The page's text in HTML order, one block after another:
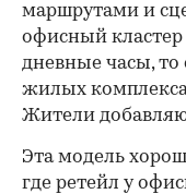
маршрутами и
офисный
дневные часы, то
жилых
Жители
Эта модель
где ретейл у